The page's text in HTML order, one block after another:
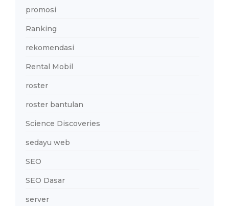
promosi
Ranking
rekomendasi
Rental Mobil
roster
roster bantulan
Science Discoveries
sedayu web
SEO
SEO Dasar
server